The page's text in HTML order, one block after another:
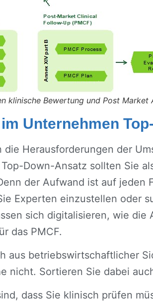
klinische Bewertung und Post Market
Unternehmen
die Herausforderungen der
Down-Ansatz sollten Sie
der Aufwand ist auf jeden
Experten einzustellen oder
sich digitalisieren, wie
das PMCF.
aus betriebswirtschaftlicher
nicht. Sortieren Sie dabei
dass Sie klinisch prüfen